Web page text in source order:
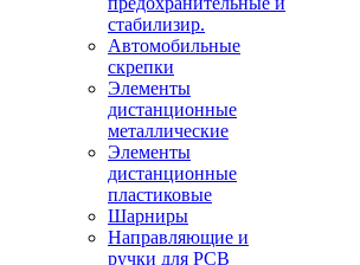
стабилизир.
Автомобильные
скрепки
Элементы
дистанционные
металлические
Элементы
дистанционные
пластиковые
Шарниры
Направляющие и
ручки для PCB